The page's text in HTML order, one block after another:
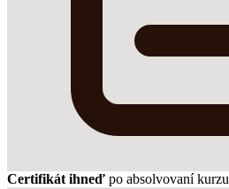
Certifikát ihneď po absolvovaní kurzu